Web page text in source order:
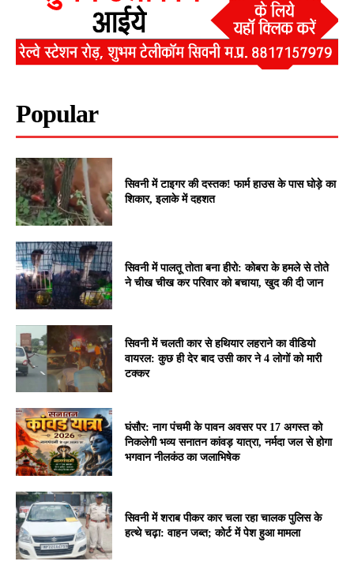
Popular
सिवनी में टाइगर की दस्तक! फार्म हाउस के पास घोड़े का
शिकार, इलाके में दहशत
सिवनी में पालतू तोता बना हीरो: कोबरा के हमले से तोते
ने चीख चीख कर परिवार को बचाया, खुद की दी जान
सिवनी में चलती कार से हथियार लहराने का वीडियो
वायरल: कुछ ही देर बाद उसी कार ने 4 लोगों को मारी
टक्कर
घंसौर: नाग पंचमी के पावन अवसर पर 17 अगस्त को
निकलेगी भव्य सनातन कांवड़ यात्रा, नर्मदा जल से होगा
भगवान नीलकंठ का जलाभिषेक
सिवनी में शराब पीकर कार चला रहा चालक पुलिस के
हत्थे चढ़ा: वाहन जब्त; कोर्ट में पेश हुआ मामला